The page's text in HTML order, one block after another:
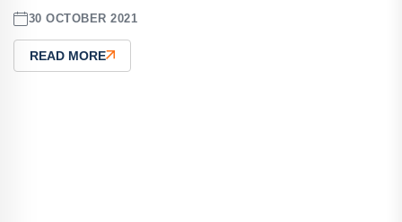
30 OCTOBER 2021
READ MORE